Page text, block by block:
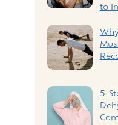
to
5-